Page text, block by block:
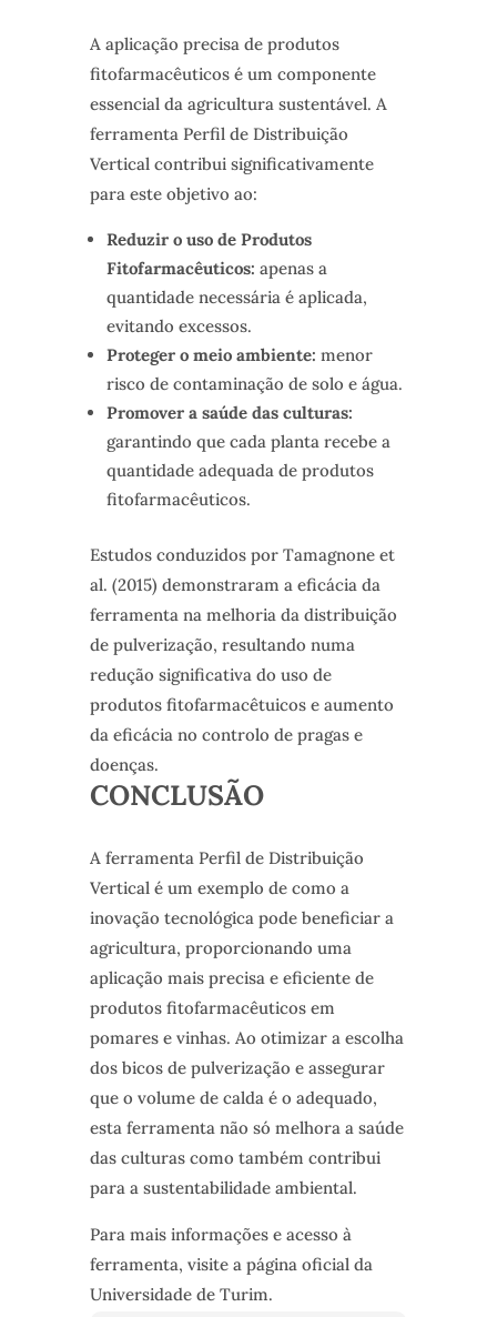
A aplicação precisa de produtos
fitofarmacêuticos é um componente
essencial da agricultura sustentável. A
ferramenta Perfil de Distribuição
Vertical contribui significativamente
para este objetivo ao:
Reduzir o uso de Produtos
Fitofarmacêuticos: apenas a
quantidade necessária é aplicada,
evitando excessos.
Proteger o meio ambiente: menor
risco de contaminação de solo e água.
Promover a saúde das culturas:
garantindo que cada planta recebe a
quantidade adequada de produtos
fitofarmacêuticos.
Estudos conduzidos por Tamagnone et
al. (2015) demonstraram a eficácia da
ferramenta na melhoria da distribuição
de pulverização, resultando numa
redução significativa do uso de
produtos fitofarmacêtuicos e aumento
da eficácia no controlo de pragas e
doenças.
CONCLUSÃO
A ferramenta Perfil de Distribuição
Vertical é um exemplo de como a
inovação tecnológica pode beneficiar a
agricultura, proporcionando uma
aplicação mais precisa e eficiente de
produtos fitofarmacêuticos em
pomares e vinhas. Ao otimizar a escolha
dos bicos de pulverização e assegurar
que o volume de calda é o adequado,
esta ferramenta não só melhora a saúde
das culturas como também contribui
para a sustentabilidade ambiental.
Para mais informações e acesso à
ferramenta, visite a página oficial da
Universidade de Turim.